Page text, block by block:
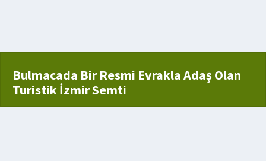
Bulmacada Bir Resmi Evrakla Adaş Olan
Turistik İzmir Semti